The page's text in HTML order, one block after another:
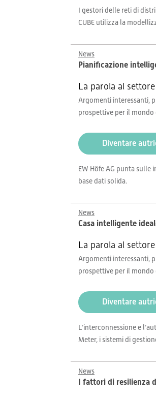
I gestori delle reti di
CUBE utilizza la
News
Pianificazione
La parola al settore
Argomenti interessanti,
prospettive per il mondo
Diventare
EW Höfe AG punta sulle
base dati solida.
News
Casa intelligente
La parola al settore
Argomenti interessanti,
prospettive per il mondo
Diventare
L’interconnessione e
Meter, i sistemi di
News
I fattori di resilienza